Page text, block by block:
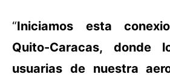
“Iniciamos esta
Quito-Caracas, donde
usuarias de nuestra